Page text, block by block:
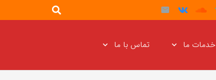
خدمات ما تماس با ما